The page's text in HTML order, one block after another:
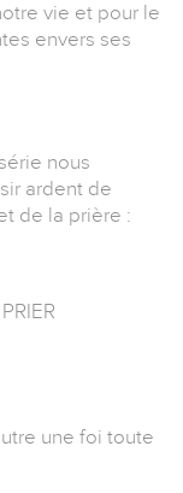
vie et pour le
envers ses
nous
ardent de
de la prière :
une foi toute